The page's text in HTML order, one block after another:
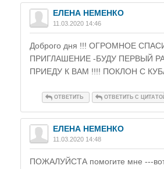
ЕЛЕНА НЕМЕНКО
11.03.2020 14:46
Доброго дня !!! ОГРОМНОЕ
ПРИГЛАШЕНИЕ -БУДУ ПЕРВЫЙ
ПРИЕДУ К ВАМ !!!! ПОКЛОН С
ОТВЕТИТЬ ОТВЕТИТЬ С
ЕЛЕНА НЕМЕНКО
11.03.2020 14:48
ПОЖАЛУЙСТА помогите мне ---